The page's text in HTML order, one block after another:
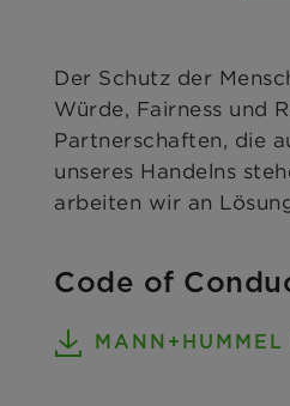
Der Schutz der
Würde, Fairness und
Partnerschaften, die
unseres Handelns
arbeiten wir an
Code of